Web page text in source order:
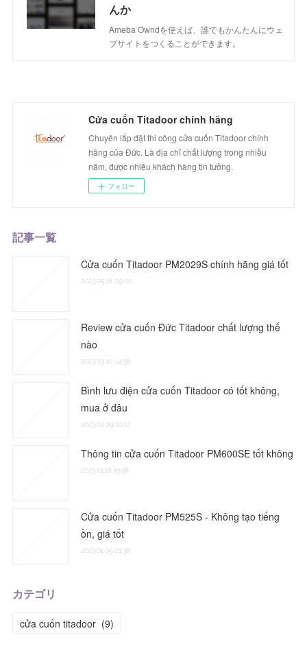
んか
Ameba Owndを使えば、誰でもかんたんにウェ
ブサイトをつくることができます。
Cửa cuốn Titadoor chính hãng
Chuyên lắp đặt thi công cửa cuốn Titadoor chính
hãng của Đức. Là địa chỉ chất lượng trong nhiều
năm, được nhiều khách hàng tin tưởng.
フォロー
記事一覧
Cửa cuốn Titadoor PM2029S chính hãng giá tốt
2023.05.18 09:00
Review cửa cuốn Đức Titadoor chất lượng thế
nào
2023.03.10 04:58
Bình lưu điện cửa cuốn Titadoor có tốt không,
mua ở đâu
2023.02.09 10:12
Thông tin cửa cuốn Titadoor PM600SE tốt không
2023.01.18 13:58
Cửa cuốn Titadoor PM525S - Không tạo tiếng
ồn, giá tốt
2023.01.05 01:36
カテゴリ
cửa cuốn titadoor (9)